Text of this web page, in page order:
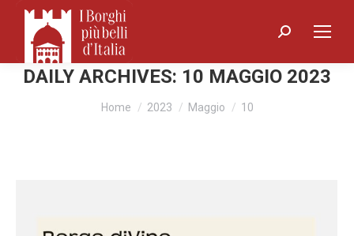
Search:
DAILY ARCHIVES: 10 MAGGIO 2023
You are here:
Home 2023 Maggio 10